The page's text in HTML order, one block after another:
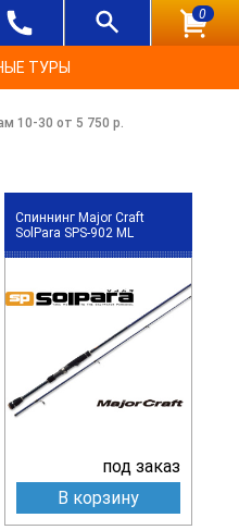
0
ТУРЫ
10-30 от 5 750 р.
Спиннинг Major Craft
SolPara SPS-902 ML
под заказ
В корзину